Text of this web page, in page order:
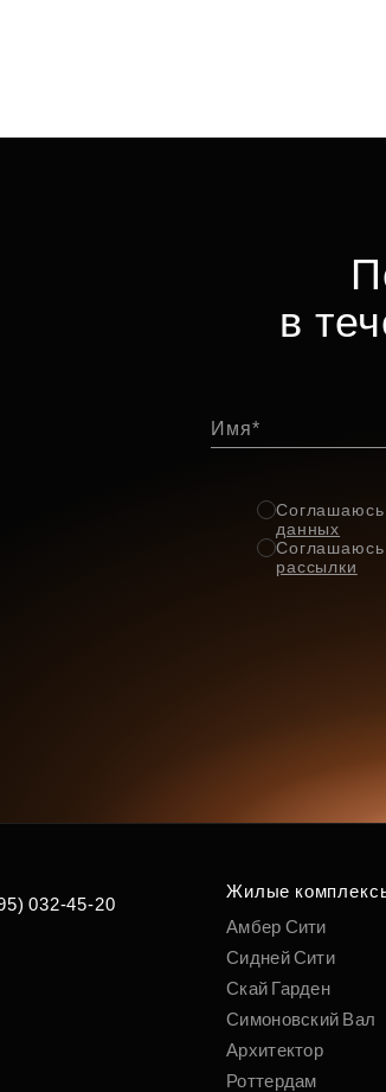
в
Имя
Соглашаюсь
данных
Соглашаюсь
рассылки
032-45-20
Жилые
Амбер Сити
Сидней Сити
Скай Гарден
Симоновский Вал
Архитектор
Роттердам